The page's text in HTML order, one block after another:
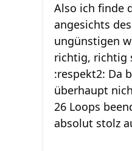
Also ich finde
angesichts
ungünstigen
richtig, richtig
:respekt2: Da
überhaupt
26 Loops
absolut stolz